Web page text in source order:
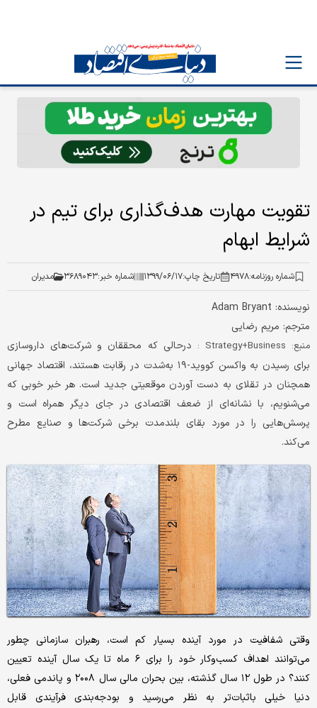
تقویت مهارت هدف‌گذاری برای تیم‌‌ در
شرایط ابهام
شماره روزنامه:۴۹۷۸ تاریخ چاپ:۱۳۹۹/۰۶/۱۷ شماره خبر:۳۶۸۹۰۴۳ مدیران
نویسنده: Adam Bryant
مترجم: مریم رضایی
منبع: Strategy+Business :
درحالی که محققان و شرکت‌های داروسازی
برای رسیدن به واکسن کووید-۱۹ به‌شدت در رقابت هستند، اقتصاد جهانی
همچنان در تقلای به دست آوردن موقعیتی جدید است. هر خبر خوبی که
می‌شنویم، با نشانه‌ای از ضعف اقتصادی در جای دیگر همراه است و
پرسش‌هایی را در مورد بقای بلندمدت برخی شرکت‌ها و صنایع مطرح
می‌کند.
وقتی شفافیت در مورد آینده بسیار کم است، رهبران سازمانی چطور
می‌توانند اهداف کسب‌وکار خود را برای ۶ ماه تا یک سال آینده تعیین
کنند؟ در طول ۱۲ سال گذشته، بین بحران مالی سال ۲۰۰۸ و پاندمی فعلی،
دنیا خیلی باثبات‌تر به نظر می‌رسید و بودجه‌بندی فرآیندی قابل